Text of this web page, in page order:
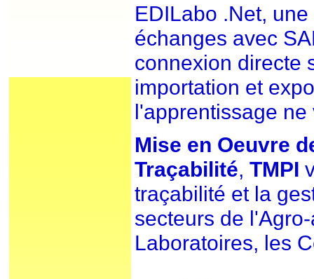
EDILabo .Net, une
échanges avec
connexion directe
importation et
l'apprentissage
Mise en Oeuvre
Traçabilité, TMPI
traçabilité et la
secteurs de
Laboratoires, les